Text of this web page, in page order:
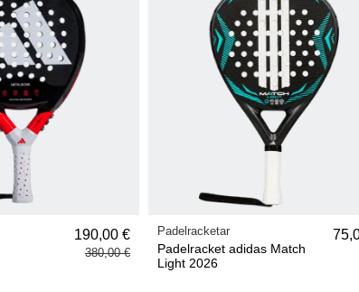
190,00 €
380,00 €
Padelracketar
Padelracket adidas Match
Light 2026